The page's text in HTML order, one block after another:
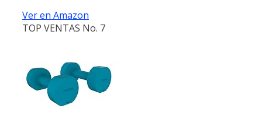
Ver en Amazon
TOP VENTAS No. 7